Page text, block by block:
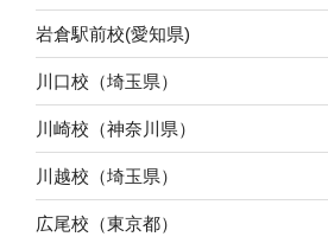
岩倉駅前校(愛知県)
川口校（埼玉県）
川崎校（神奈川県）
川越校（埼玉県）
広尾校（東京都）